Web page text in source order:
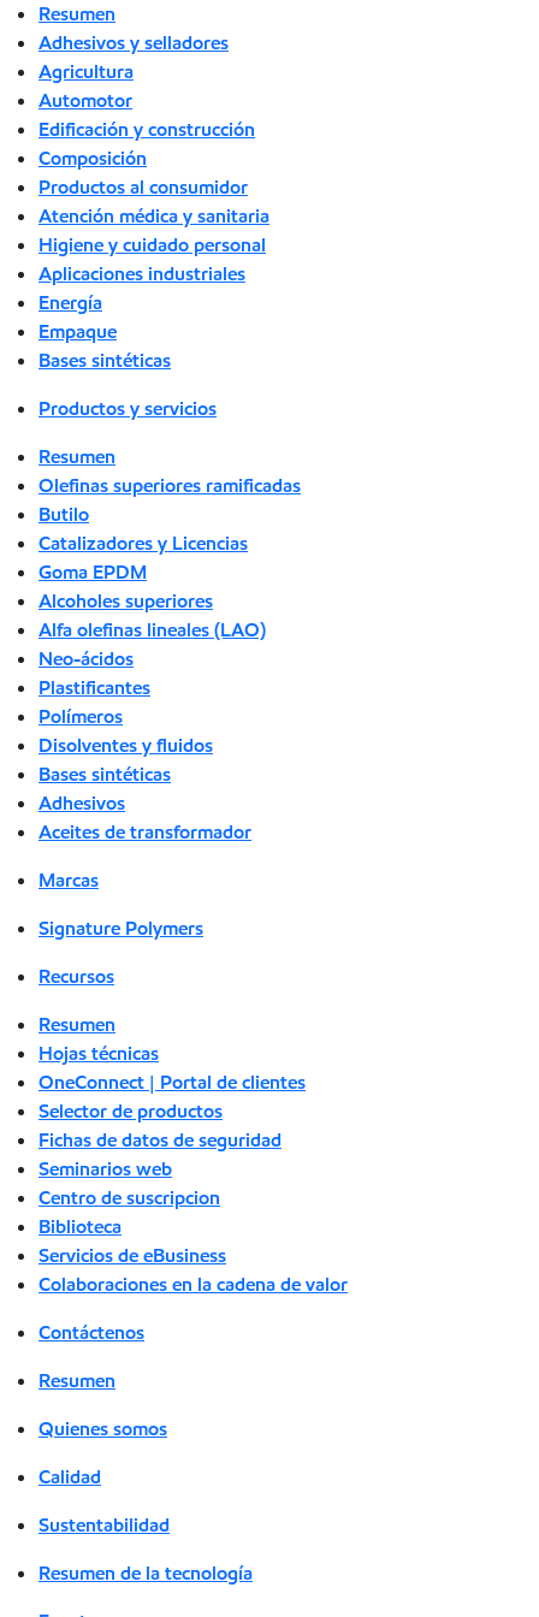
Resumen
Adhesivos y selladores
Agricultura
Automotor
Edificación y construcción
Composición
Productos al consumidor
Atención médica y sanitaria
Higiene y cuidado personal
Aplicaciones industriales
Energía
Empaque
Bases sintéticas
Productos y servicios
Resumen
Olefinas superiores ramificadas
Butilo
Catalizadores y Licencias
Goma EPDM
Alcoholes superiores
Alfa olefinas lineales (LAO)
Neo-ácidos
Plastificantes
Polímeros
Disolventes y fluidos
Bases sintéticas
Adhesivos
Aceites de transformador
Marcas
Signature Polymers
Recursos
Resumen
Hojas técnicas
OneConnect | Portal de clientes
Selector de productos
Fichas de datos de seguridad
Seminarios web
Centro de suscripcion
Biblioteca
Servicios de eBusiness
Colaboraciones en la cadena de valor
Contáctenos
Resumen
Quienes somos
Calidad
Sustentabilidad
Resumen de la tecnología